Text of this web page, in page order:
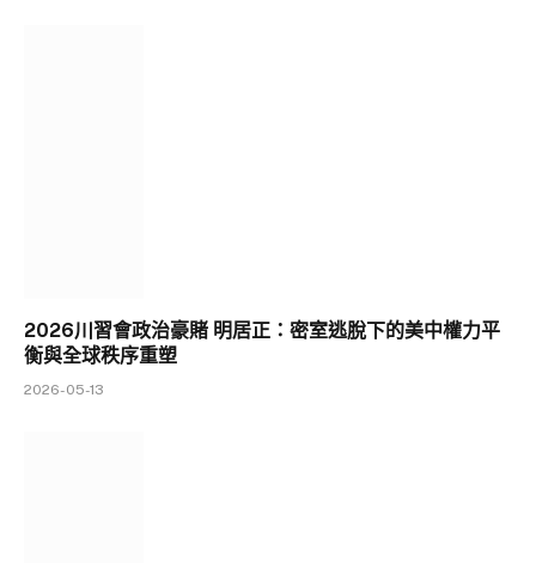
2026川習會政治豪賭 明居正：密室逃脫下的美中權力平
衡與全球秩序重塑
2026-05-13